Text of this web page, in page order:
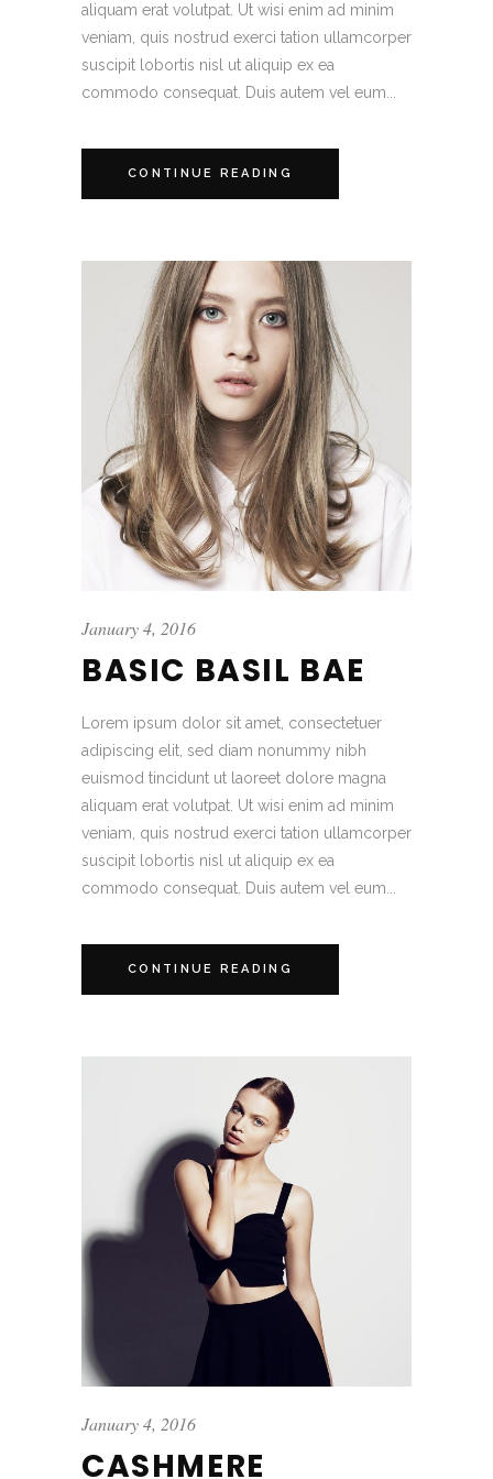
aliquam erat volutpat. Ut wisi enim ad minim
veniam, quis nostrud exerci tation ullamcorper
suscipit lobortis nisl ut aliquip ex ea
commodo consequat. Duis autem vel eum...
CONTINUE READING
January 4, 2016
BASIC BASIL BAE
Lorem ipsum dolor sit amet, consectetuer
adipiscing elit, sed diam nonummy nibh
euismod tincidunt ut laoreet dolore magna
aliquam erat volutpat. Ut wisi enim ad minim
veniam, quis nostrud exerci tation ullamcorper
suscipit lobortis nisl ut aliquip ex ea
commodo consequat. Duis autem vel eum...
CONTINUE READING
January 4, 2016
CASHMERE